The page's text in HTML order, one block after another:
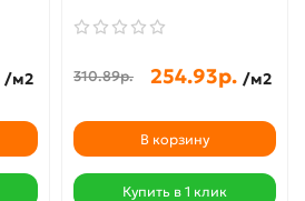
/м2 310.89р. 254.93р. /м2
В корзину
Купить в 1 клик